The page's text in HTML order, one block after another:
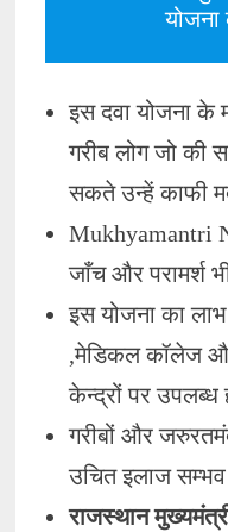
योजना
इस दवा योजना के
गरीब लोग जो की
सकते उन्हें काफी
Mukhyamantri
जाँच और परामर्श
इस योजना का
,मेडिकल कॉलेज
केन्द्रों पर उपलब्ध
गरीबों और
उचित इलाज
राजस्थान